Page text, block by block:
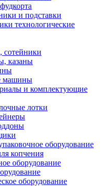
и подставки
технологические
сотейники
казаны
машины
и комплектующие
лотки
оборудование
копчения
оборудование
оборудование